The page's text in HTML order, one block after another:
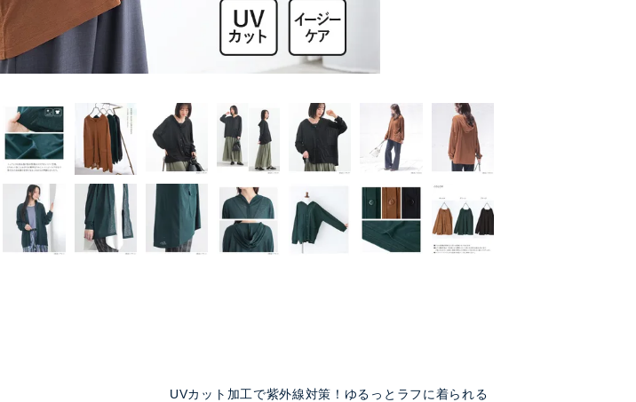
UVカット加工で紫外線対策！ゆるっとラフに着られる